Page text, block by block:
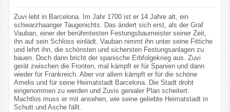
Zuvi lebt in Barcelona. Im Jahr 1700 ist er 14 Jahre alt, ein
schwarzhaariger Taugenichts. Das ändert sich erst, als der Graf
Vauban, einer der berühmtesten Festungsbaumeister seiner Zeit,
ihn auf sein Schloss einlädt. Vauban nimmt ihn unter seine Fittiche
und lehrt ihn, die schönsten und sichersten Festungsanlagen zu
bauen. Doch dann bricht der spanische Erbfolgekrieg aus. Zuvi
gerät zwischen die Fronten, mal kämpft er für Spanien und dann
wieder für Frankreich. Aber vor allem kämpft er für die schöne
Amelis und für seine Heimatstadt Barcelona. Die Stadt droht
eingenommen zu werden und Zuvis genialer Plan scheitert.
Machtlos muss er mit ansehen, wie seine geliebte Heimatstadt in
Schutt und Asche fällt.